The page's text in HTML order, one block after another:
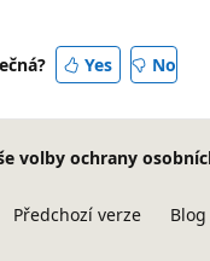
Yes No
volby ochrany
Předchozí verze Blog